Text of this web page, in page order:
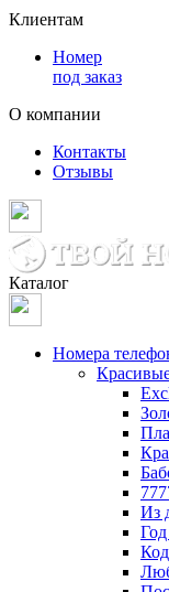
Клиентам
Номер
под заказ
О компании
Контакты
Отзывы
Каталог
Номера
Из